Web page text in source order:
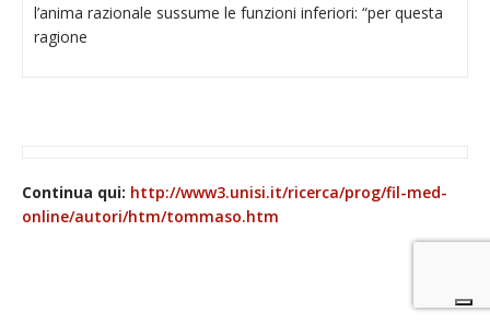
l’anima razionale sussume le funzioni inferiori: “per questa
ragione
Continua qui: http://www3.unisi.it/ricerca/prog/fil-med-
online/autori/htm/tommaso.htm